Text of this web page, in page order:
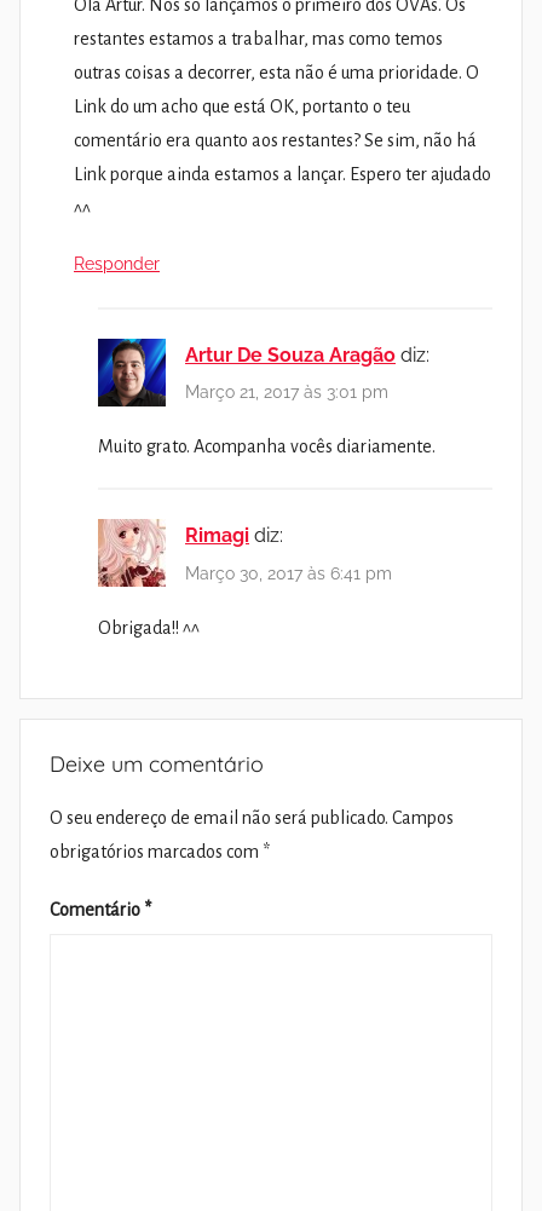
Olá Artur. Nós só lançamos o primeiro dos OVAs. Os
restantes estamos a trabalhar, mas como temos
outras coisas a decorrer, esta não é uma prioridade. O
Link do um acho que está OK, portanto o teu
comentário era quanto aos restantes? Se sim, não há
Link porque ainda estamos a lançar. Espero ter ajudado
^^
Responder
Artur De Souza Aragão diz:
Março 21, 2017 às 3:01 pm
Muito grato. Acompanha vocês diariamente.
Rimagi diz:
Março 30, 2017 às 6:41 pm
Obrigada!! ^^
Deixe um comentário
O seu endereço de email não será publicado. Campos
obrigatórios marcados com *
Comentário *